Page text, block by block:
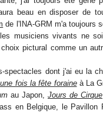
beau en disposer de
de l'INA-GRM m'a toujours
musiciens vivants ne
pictural comme un
spectacles dont j'ai eu la
fois la fête foraineà La
au Japon, Jours de Cirque
en Belgique, le Pavillon